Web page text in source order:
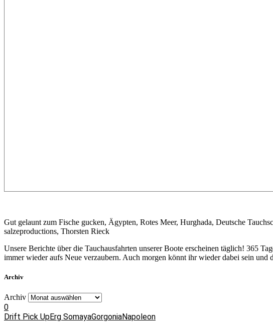
Gut gelaunt zum Fische gucken, Ägypten, Rotes Meer, Hurghada, Deutsche
salzeproductions, Thorsten Rieck
Unsere Berichte über die Tauchausfahrten unserer Boote erscheinen täglich! 365
immer wieder aufs Neue verzaubern. Auch morgen könnt ihr wieder dabei sein und
Archiv
Archiv
0
Drift Pick UpErg SomayaGorgoniaNapoleon